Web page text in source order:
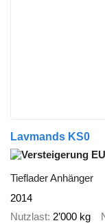
Lavmands KS0
Tieflader Anhänger
2014
Nutzlast 2’000 kg